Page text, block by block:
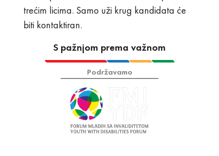
trećim licima. Samo uži krug kandidata će
biti kontaktiran.
S pažnjom prema važnom
Podržavamo